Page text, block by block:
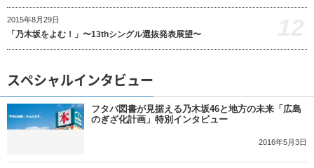
2015年8月29日
「乃木坂をよむ！」〜13thシングル選抜発表展望〜
スペシャルインタビュー
フタバ図書が見据える乃木坂46と地方の未来「広島
のぎざ化計画」特別インタビュー
2016年5月3日